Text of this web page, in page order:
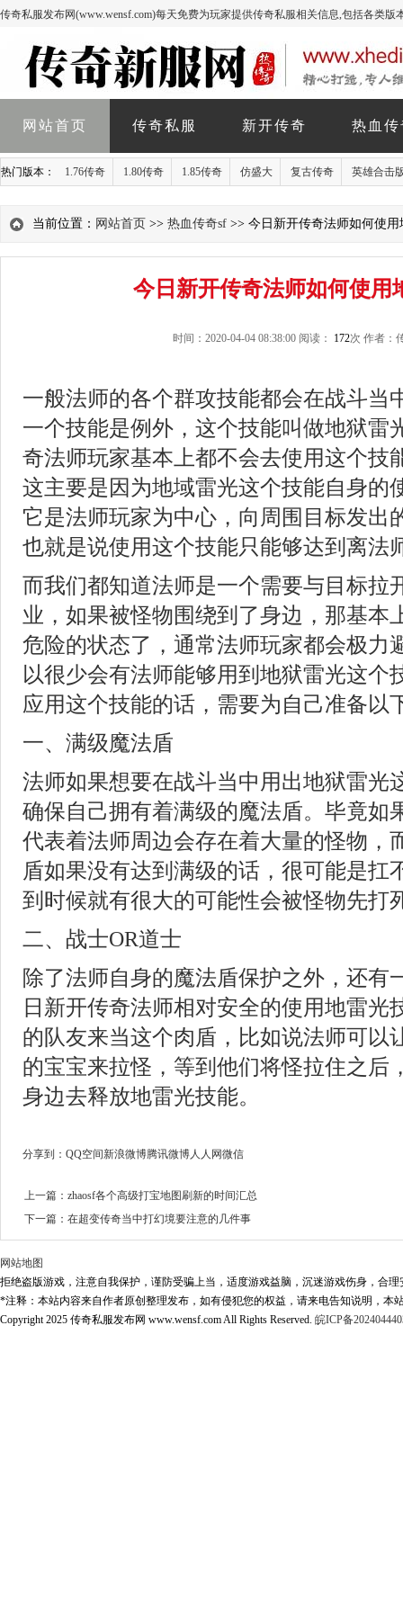
传奇私服发布网(www.wensf.com)每天免费为玩家提供传奇私服相关信息,包括各类
网站首页 传奇私服 新开传奇 热血
热门版本： 1.76传奇 1.80传奇 1.85传奇 仿盛大 复古传奇 英雄合击
当前位置： 网站首页 >> 热血传奇sf >> 今日新开传奇法师如何使用
今日新开传奇法师如何使用
时间：2020-04-04 08:38:00 阅读： 172次 作者：
一般法师的各个群攻技能都会在战斗当
一个技能是例外，这个技能叫做地狱雷
奇法师玩家基本上都不会去使用这个技
这主要是因为地域雷光这个技能自身的
它是法师玩家为中心，向周围目标发出
也就是说使用这个技能只能够达到离法
而我们都知道法师是一个需要与目标拉
业，如果被怪物围绕到了身边，那基本
危险的状态了，通常法师玩家都会极力
以很少会有法师能够用到地狱雷光这个
应用这个技能的话，需要为自己准备以
一、满级魔法盾
法师如果想要在战斗当中用出地狱雷光
确保自己拥有着满级的魔法盾。毕竟如
代表着法师周边会存在着大量的怪物，
盾如果没有达到满级的话，很可能是扛
到时候就有很大的可能性会被怪物先打
二、战士OR道士
除了法师自身的魔法盾保护之外，还有
日新开传奇法师相对安全的使用地雷光
的队友来当这个肉盾，比如说法师可以
的宝宝来拉怪，等到他们将怪拉住之后
身边去释放地雷光技能。
分享到： QQ空间新浪微博腾讯微博人人网微信
上一篇：zhaosf各个高级打宝地图刷新的时间汇总
下一篇：在超变传奇当中打幻境要注意的几件事
网站地图
拒绝盗版游戏，注意自我保护，谨防受骗上当，适度游戏益脑，沉迷游戏伤身，合
*注释：本站内容来自作者原创整理发布，如有侵犯您的权益，请来电告知说明，本
Copyright 2025 传奇私服发布网 www.wensf.com All Rights Reserved. 皖ICP备